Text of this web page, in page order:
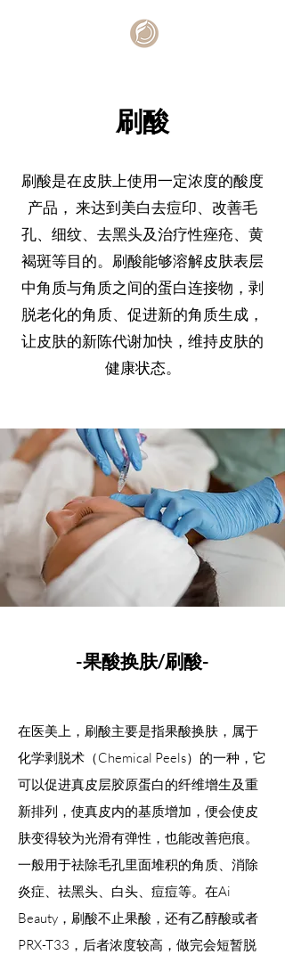
刷酸
刷酸是在皮肤上使用一定浓度的酸度
产品， 来达到美白去痘印、改善毛
孔、细纹、去黑头及治疗性痤疮、黄
褐斑等目的。刷酸能够溶解皮肤表层
中角质与角质之间的蛋白连接物，剥
脱老化的角质、促进新的角质生成，
让皮肤的新陈代谢加快，维持皮肤的
健康状态。
-果酸换肤/刷酸-
在医美上，刷酸主要是指果酸换肤，属于
化学剥脱术（Chemical Peels）的一种，它
可以促进真皮层胶原蛋白的纤维增生及重
新排列，使真皮内的基质增加，便会使皮
肤变得较为光滑有弹性，也能改善疤痕。
一般用于祛除毛孔里面堆积的角质、消除
炎症、祛黑头、白头、痘痘等。在Ai
Beauty，刷酸不止果酸，还有乙醇酸或者
PRX-T33，后者浓度较高 ，做完会短暂脱